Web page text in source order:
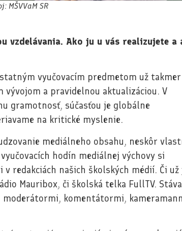
MŠVVaM SR
vzdelávania. Ako ju u vás realizujete a
vyučovacím predmetom už
a pravidelnou aktualizáciou. V
gramotnosť, súčasťou je globálne
na kritické myslenie.
mediálneho obsahu, neskôr
hodín mediálnej výchovy si
redakciách našich školských médií. Či už
Mauribox, či školská telka FullTV.
komentátormi,